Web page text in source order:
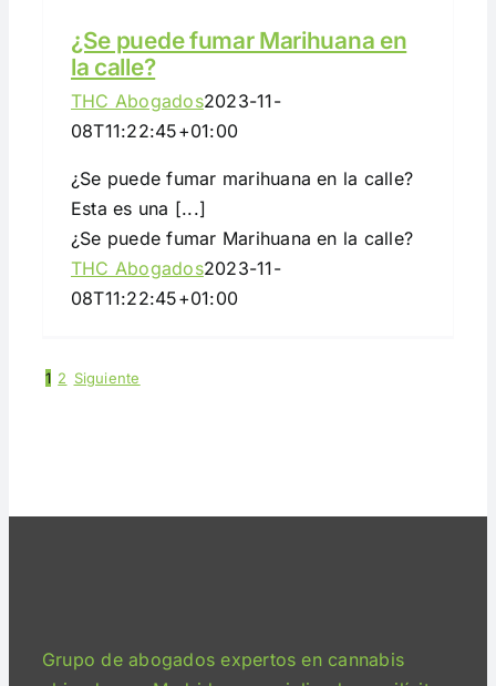
¿Se puede fumar Marihuana en
la calle?
THC Abogados2023-11-
08T11:22:45+01:00
¿Se puede fumar marihuana en la calle?
Esta es una [...]
¿Se puede fumar Marihuana en la calle?
THC Abogados2023-11-
08T11:22:45+01:00
1 2 Siguiente
Grupo de abogados expertos en cannabis